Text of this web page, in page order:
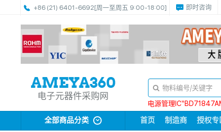
+86 (21) 6401-6692[周一至周五 9:00-18:00] 即时咨询
电子元器件采购网
电源管理
全部商品分类 首页 制造商 授权专